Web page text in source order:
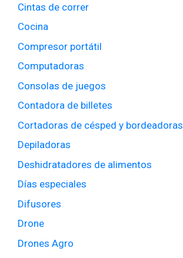
Cintas de correr
Cocina
Compresor portátil
Computadoras
Consolas de juegos
Contadora de billetes
Cortadoras de césped y bordeadoras
Depiladoras
Deshidratadores de alimentos
Días especiales
Difusores
Drone
Drones Agro